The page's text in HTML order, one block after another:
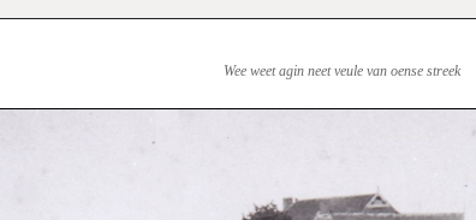
Wee weet agin neet veule van oense streek